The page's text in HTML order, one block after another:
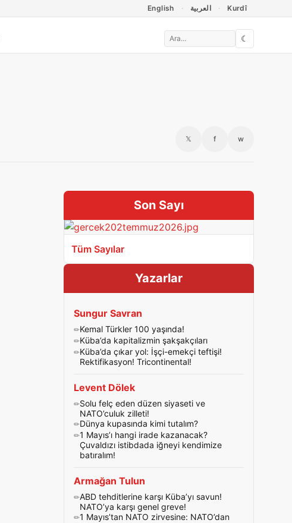
English العربية Kurdî
☾
𝕏 f w
Son Sayı
Tüm Sayılar
Yazarlar
Sungur Savran
Kemal Türkler 100 yaşında!
Küba’da kapitalizmin şakşakçıları
Küba’da çıkar yol: İşçi-emekçi teftişi!
Rektifikasyon! Tricontinental!
Levent Dölek
Solu felç eden düzen siyaseti ve
NATO’culuk zilleti!
Dünya kupasında kimi tutalım?
1 Mayıs’ı hangi irade kazanacak?
Çuvaldızı istibdada iğneyi kendimize
batıralım!
Armağan Tulun
ABD tehditlerine karşı Küba’yı savun!
NATO’ya karşı genel greve!
1 Mayıs’tan NATO zirvesine: NATO’dan